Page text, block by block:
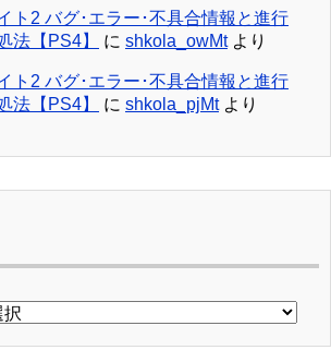
ト2 バグ･エラー･不具合情報と進行
法【PS4】
に shkola_owMtより
ト2 バグ･エラー･不具合情報と進行
法【PS4】
に shkola_pjMtより